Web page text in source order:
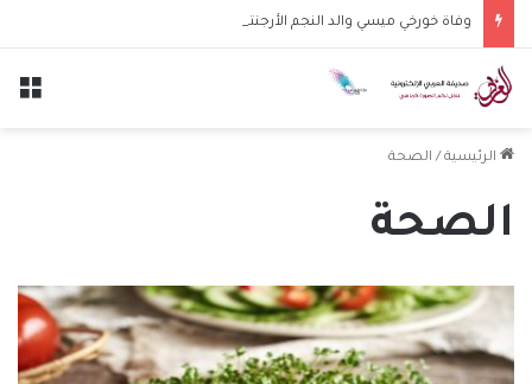
وفاة خورخي ميسي والد النجم الأرجنتيني ليونيل ميسي عن عمر 68 عاماً
الرئيسية / الصحة
الصحة